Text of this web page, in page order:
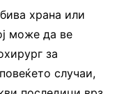
храна или
може да ве
за
случаи,